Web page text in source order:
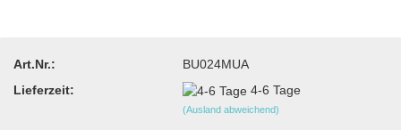
Art.Nr.:
BU024MUA
Lieferzeit:
4-6 Tage
(Ausland abweichend)